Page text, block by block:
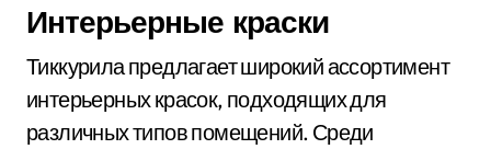
Интерьерные краски
Тиккурила предлагает широкий ассортимент
интерьерных красок, подходящих для
различных типов помещений. Среди